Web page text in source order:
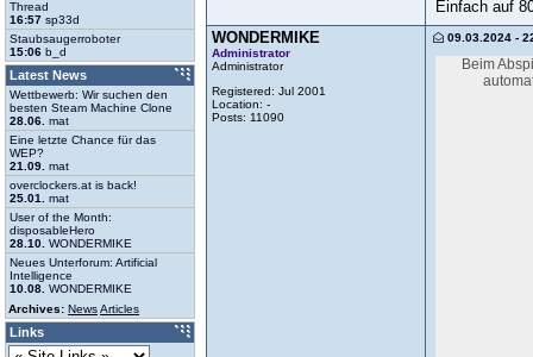
Einfach auf
WONDERMIKE
Administrator
Administrator
Registered: Jul 2001
Location: -
Posts: 11090
09.03.2024 -
Beim
Thread
16:57 sp33d
Staubsaugerroboter
15:06 b_d
Latest News
Wettbewerb: Wir suchen den
besten Steam Machine Clone
28.06. mat
Eine letzte Chance für das
WEP?
21.09. mat
overclockers.at is back!
25.01.
mat
User of the Month:
disposableHero
28.10. WONDERMIKE
Neues Unterforum: Artificial
Intelligence
10.08. WONDERMIKE
Archives: NewsArticles
Links